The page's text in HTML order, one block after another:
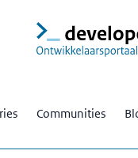
Communities